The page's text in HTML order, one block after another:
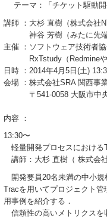
テーマ：「チケット駆動開
講師 ：大杉 直樹（株式会社
神谷 芳樹（みたに先端
主催 ：ソフトウェア技術者
RxTstudy（Redmineやタ
日時 ：2014年4月5日(土)
会場 ：株式会社SRA 関西事
〒541-0058 大阪市中央
内容 ：
13:30〜
軽量開発プロセスにおける
講師：大杉 直樹（ 株式会
開発要員20名未満の中小規
Tracを用いてプロジェクト管
用事例を紹介する．
信頼性の高いメトリクスを